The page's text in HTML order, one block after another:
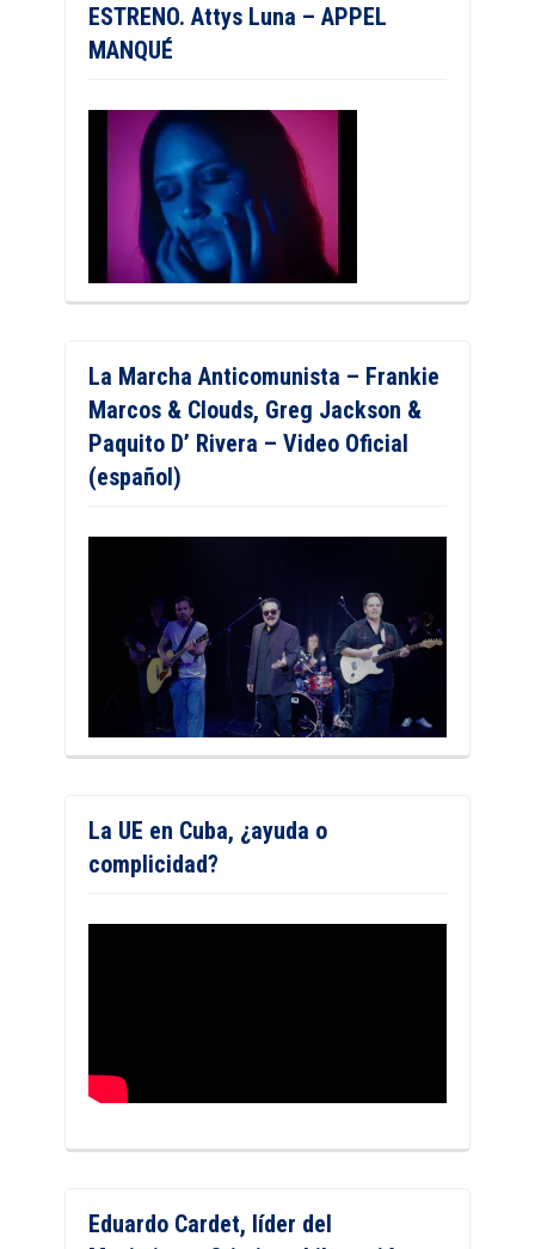
ESTRENO. Attys Luna – APPEL
MANQUÉ
La Marcha Anticomunista – Frankie
Marcos & Clouds, Greg Jackson &
Paquito D’ Rivera – Video Oficial
(español)
La UE en Cuba, ¿ayuda o
complicidad?
Eduardo Cardet, líder del